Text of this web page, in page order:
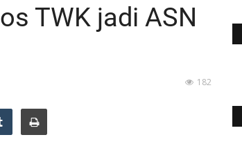
TWK jadi ASN
182